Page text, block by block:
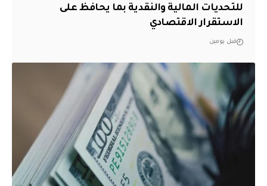
للتحديات المالية والنقدية بما يحافظ على
الاستقرار الاقتصادي
قبل يومين